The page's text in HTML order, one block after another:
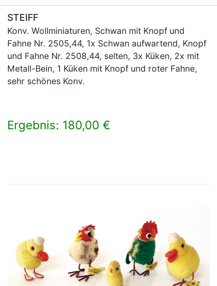
STEIFF
Konv. Wollminiaturen, Schwan mit Knopf und
Fahne Nr. 2505,44, 1x Schwan aufwartend, Knopf
und Fahne Nr. 2508,44, selten, 3x Küken, 2x mit
Metall-Bein, 1 Küken mit Knopf und roter Fahne,
sehr schönes Konv.
Ergebnis: 180,00 €